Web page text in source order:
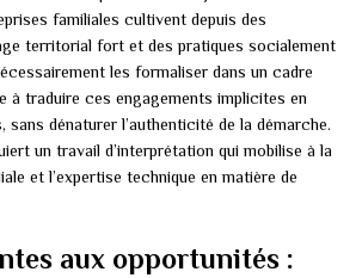
familiales cultivent depuis des
territorial fort et des pratiques socialement
les formaliser dans un cadre
à traduire ces engagements implicites en
dénaturer l’authenticité de la démarche.
un travail d’interprétation qui mobilise à la
et l’expertise technique en matière de
aux opportunités :